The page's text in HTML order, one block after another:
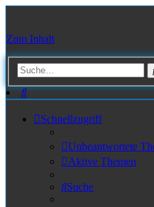
Zum Inhalt
Suche
Schnellzugriff
Unbeantwortete
Aktive Themen
Suche